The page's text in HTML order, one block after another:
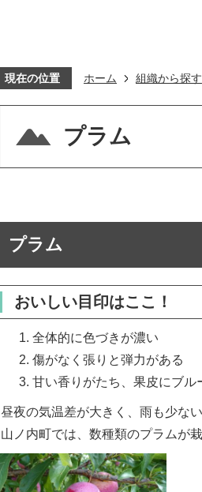
現在の位置 ホーム 組織から探す
プラム
プラム
おいしい目印はここ！
全体的に色づきが濃い
傷がなく張りと弾力がある
甘い香りがたち、果皮にブル
昼夜の気温差が大きく、雨も少な
山ノ内町では、数種類のプラムが